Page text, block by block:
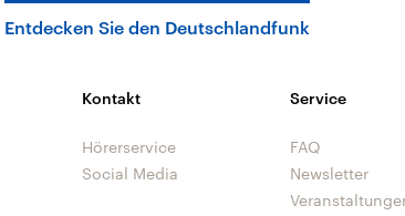
Entdecken Sie den Deutschlandfunk
Kontakt
Hörerservice
Social Media
Service
FAQ
Newsletter